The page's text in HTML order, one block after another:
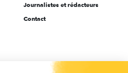
Journalistes et rédacteurs
Contact